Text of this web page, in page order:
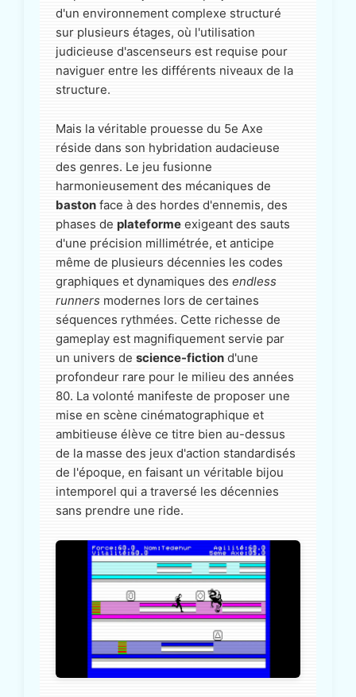
d'un environnement complexe structuré
sur plusieurs étages, où l'utilisation
judicieuse d'ascenseurs est requise pour
naviguer entre les différents niveaux de la
structure.
Mais la véritable prouesse du 5e Axe
réside dans son hybridation audacieuse
des genres. Le jeu fusionne
harmonieusement des mécaniques de
baston face à des hordes d'ennemis, des
phases de plateforme exigeant des sauts
d'une précision millimétrée, et anticipe
même de plusieurs décennies les codes
graphiques et dynamiques des endless
runners modernes lors de certaines
séquences rythmées. Cette richesse de
gameplay est magnifiquement servie par
un univers de science-fiction d'une
profondeur rare pour le milieu des années
80. La volonté manifeste de proposer une
mise en scène cinématographique et
ambitieuse élève ce titre bien au-dessus
de la masse des jeux d'action standardisés
de l'époque, en faisant un véritable bijou
intemporel qui a traversé les décennies
sans prendre une ride.